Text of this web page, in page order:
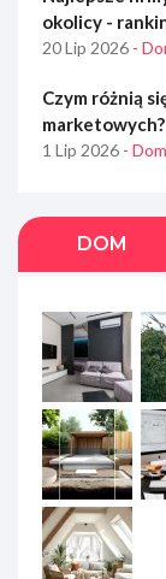
okolicy -
20 Lip 2026 -
Czym różnią
marketowych?
1 Lip 2026 - Dom
DOM